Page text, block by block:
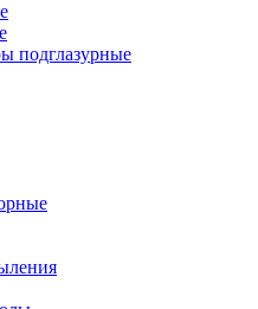
подглазурные